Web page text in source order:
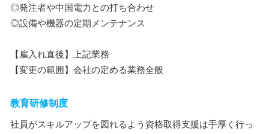
◎発注者や中国電力との打ち合わせ
◎設備や機器の定期メンテナンス
【雇入れ直後】上記業務
【変更の範囲】会社の定める業務全般
教育研修制度
社員がスキルアップを図れるよう資格取得支援は手厚く行っ